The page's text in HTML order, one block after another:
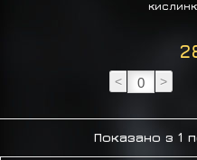
< >
Показано з 1